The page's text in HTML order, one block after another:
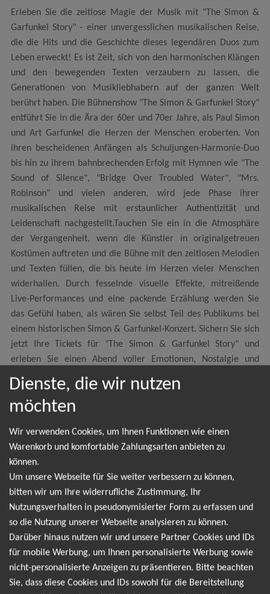
Erleben Sie die zeitlose Magie der Musik mit "The Simon &
Garfunkel Story" - einer unvergesslichen musikalischen Reise,
die die Hits und die Geschichte dieses legendären Duos zum
Leben erweckt! Es ist Zeit, sich von den harmonischen Klängen
und den bewegenden Texten verzaubern zu lassen, die
Generationen von Musikliebhabern auf der ganzen Welt
berührt haben. Die Bühnenshow "The Simon & Garfunkel Story"
entführt Sie in die Ära der 60er und 70er Jahre, als Paul Simon
und Art Garfunkel die Herzen der Menschen eroberten. Von
ihren bescheidenen Anfängen als Schuljungen-Harmonie-Duo
bis hin zu ihrem bahnbrechenden Erfolg mit Hymnen wie "The
Sound of Silence", "Bridge Over Troubled Water", "Mrs.
Robinson" und vielen anderen, wird jede Phase ihrer
musikalischen Reise mit erstaunlicher Authentizität und
Leidenschaft nachgestellt.Tauchen Sie ein in die Atmosphäre
der Vergangenheit, wenn die Künstler in originalgetreuen
Kostümen auftreten und die Bühne mit den zeitlosen Melodien
und Texten füllen, die bis heute im Herzen vieler Menschen
widerhallen. Durch fesselnde visuelle Effekte, mitreißende
Live-Performances und eine packende Erzählung werden Sie
das Gefühl haben, als wären Sie selbst Teil des Publikums bei
einem historischen Simon & Garfunkel-Konzert. Sichern Sie sich
jetzt Ihre Tickets für "The Simon & Garfunkel Story" und
erleben Sie einen Abend voller Emotionen, Nostalgie und
unvergesslicher Musik
Leider gibt es aktuell von The Simon & Garfunkel
Story keine Termine. Wir informieren dich jedoch
gerne direkt, sobald es neue Termine gibt. Einfach
hier für den The Simon & Garfunkel Story
Newsletter anmelden und keine Angebote und
Tourdaten mehr verpassen!
Dienste, die wir nutzen
möchten
Wir verwenden Cookies, um Ihnen Funktionen wie einen
Warenkorb und komfortable Zahlungsarten anbieten zu
können.
Um unsere Webseite für Sie weiter verbessern zu können,
bitten wir um Ihre widerrufliche Zustimmung, Ihr
Nutzungsverhalten in pseudonymisierter Form zu erfassen und
so die Nutzung unserer Webseite analysieren zu können.
Darüber hinaus nutzen wir und unsere Partner Cookies und IDs
für mobile Werbung, um Ihnen personalisierte Werbung sowie
nicht-personalisierte Anzeigen zu präsentieren. Bitte beachten
Sie, dass diese Cookies und IDs sowohl für die Bereitstellung